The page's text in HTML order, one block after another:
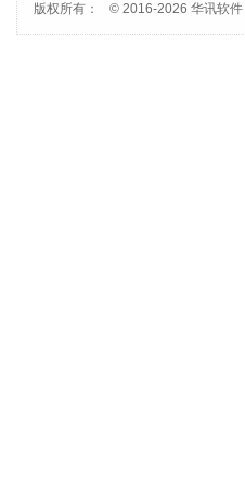
版权所有：
© 2016-2026 华讯软件